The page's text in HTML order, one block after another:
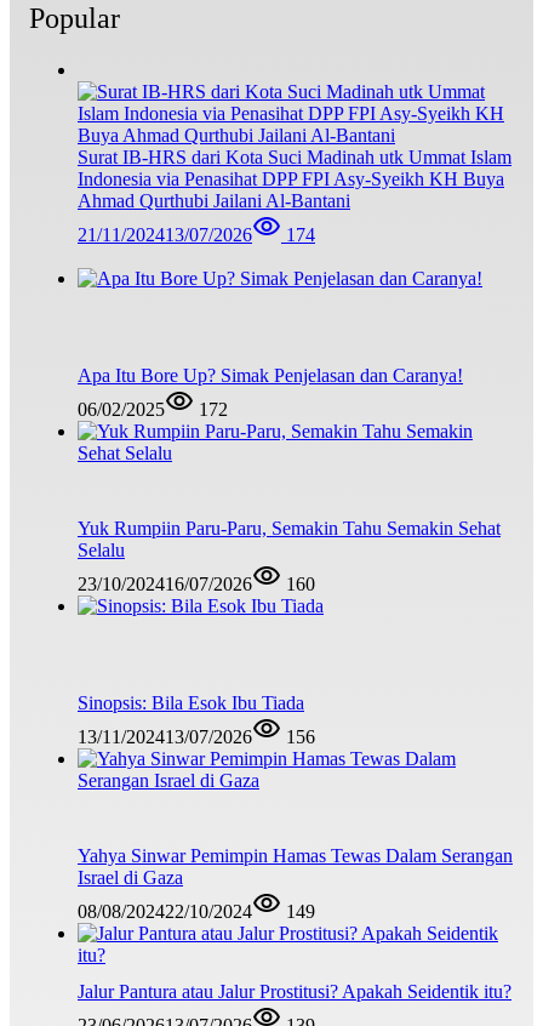
Popular
Surat IB-HRS dari Kota Suci Madinah utk Ummat Islam
Indonesia via Penasihat DPP FPI Asy-Syeikh KH Buya
Ahmad Qurthubi Jailani Al-Bantani
21/11/202413/07/2026 174
Apa Itu Bore Up? Simak Penjelasan dan Caranya!
06/02/2025
172
Yuk Rumpiin Paru-Paru, Semakin Tahu Semakin Sehat
Selalu
23/10/202416/07/2026 160
Sinopsis: Bila Esok Ibu Tiada
13/11/202413/07/2026 156
Yahya Sinwar Pemimpin Hamas Tewas Dalam Serangan
Israel di Gaza
08/08/202422/10/2024 149
Jalur Pantura atau Jalur Prostitusi? Apakah Seidentik itu?